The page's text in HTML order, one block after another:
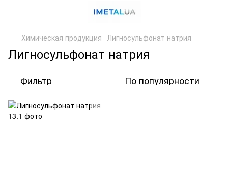
Химическая продукция Лигносульфонат натрия
Лигносульфонат натрия
Фильтр По популярности